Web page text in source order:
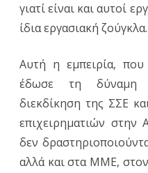
γιατί είναι και αυτοί
ίδια εργασιακή ζούγκλα.
Αυτή η εμπειρία, που
έδωσε τη δύναμη
διεκδίκηση της ΣΣΕ
επιχειρηματιών στην
δεν
αλλά και στα ΜΜΕ,